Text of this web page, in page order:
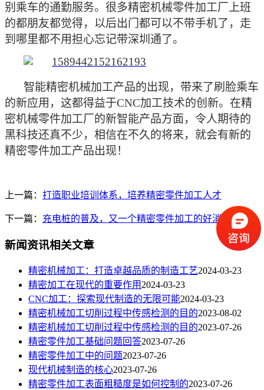
别乘车的通勤服务。很多精密机械零件加工厂上班
的都朋友都觉得，以后出门都可以不带手机了，走
到哪里都不用担心忘记带深圳通了。
智能精密机械加工产品的出现，带来了刷脸乘车
的新应用，这都得益于CNC加工技术的创新。在精
密机械零件加工厂的新智能产品方面，令人期待的
黑科技还真不少， 相信在不久的将来，就会有新的
精密零件加工产品出现！
上一篇： 打造职业培训体系，培养精密零件加工人才
下一篇： 充电桩的普及，又一个精密零件加工的好消息
新闻资讯相关文章
​精密机械加工：打造卓越品质的制造工艺2024-03-23
精密加工在现代的重要作用 2024-03-23
CNC加工：探索现代制造的无限可能2024-03-23
精密机械加工切削过程中传感检测的目的2023-08-02
精密机械加工切削过程中传感检测的目的2023-07-26
精密零件加工基础问题回答2023-07-26
精密零件加工中的问题2023-07-26
现代机械制造的核心2023-07-26
精密零件加工表面粗糙度是如何控制的2023-07-26